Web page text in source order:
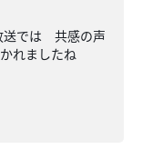
送では 共感の声
れましたね